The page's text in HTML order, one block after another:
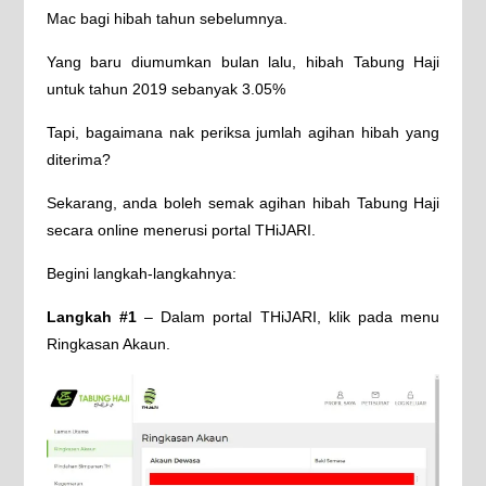
Mac bagi hibah tahun sebelumnya.
Yang baru diumumkan bulan lalu, hibah Tabung Haji
untuk tahun 2019 sebanyak 3.05%
Tapi, bagaimana nak periksa jumlah agihan hibah yang
diterima?
Sekarang, anda boleh semak agihan hibah Tabung Haji
secara online menerusi portal THiJARI.
Begini langkah-langkahnya:
Langkah #1– Dalam portal THiJARI, klik pada menu
Ringkasan Akaun.